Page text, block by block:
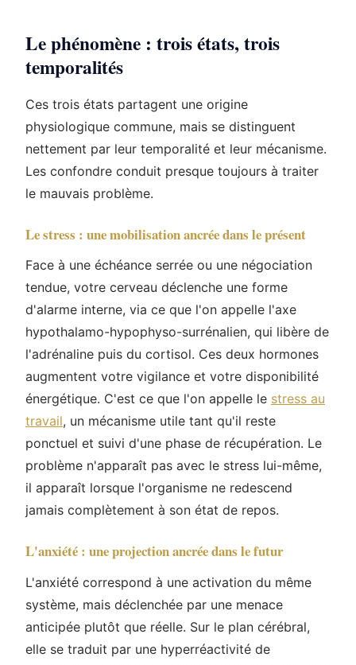
Le phénomène : trois états, trois
temporalités
Ces trois états partagent une origine
physiologique commune, mais se distinguent
nettement par leur temporalité et leur mécanisme.
Les confondre conduit presque toujours à traiter
le mauvais problème.
Le stress : une mobilisation ancrée dans le présent
Face à une échéance serrée ou une négociation
tendue, votre cerveau déclenche une forme
d'alarme interne, via ce que l'on appelle l'axe
hypothalamo-hypophyso-surrénalien, qui libère de
l'adrénaline puis du cortisol. Ces deux hormones
augmentent votre vigilance et votre disponibilité
énergétique. C'est ce que l'on appelle le stress au
travail, un mécanisme utile tant qu'il reste
ponctuel et suivi d'une phase de récupération. Le
problème n'apparaît pas avec le stress lui-même,
il apparaît lorsque l'organisme ne redescend
jamais complètement à son état de repos.
L'anxiété : une projection ancrée dans le futur
L'anxiété correspond à une activation du même
système, mais déclenchée par une menace
anticipée plutôt que réelle. Sur le plan cérébral,
elle se traduit par une hyperréactivité de